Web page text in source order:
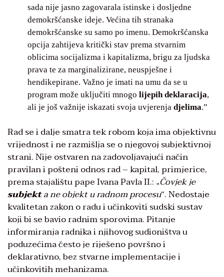
sada nije jasno zagovarala istinske i dosljedne
demokršćanske ideje. Većina tih stranaka
demokršćanske su samo po imenu. Demokršćanska
opcija zahtijeva kritički stav prema stvarnim
oblicima socijalizma i kapitalizma, brigu za ljudska
prava te za marginalizirane, neuspješne i
hendikepirane. Važno je imati na umu da se u
program može uključiti mnogo lijepih deklaracija,
ali je još važnije iskazati svoja uvjerenja djelima.”
Rad se i dalje smatra tek robom koja ima objektivnu
vrijednost i ne razmišlja se o njegovoj subjektivnoj
strani. Nije ostvaren na zadovoljavajući način
pravilan i pošteni odnos rad – kapital, primjerice,
prema stajalištu pape Ivana Pavla II.: „Čovjek je
subjekta ne objekt u radnom procesu“. Nedostaje
kvalitetan zakon o radu i učinkoviti sudski sustav
koji bi se bavio radnim sporovima. Pitanje
informiranja radnika i njihovog sudioništva u
poduzećima često je riješeno površno i
deklarativno, bez stvarne implementacije i
učinkovitih mehanizama.